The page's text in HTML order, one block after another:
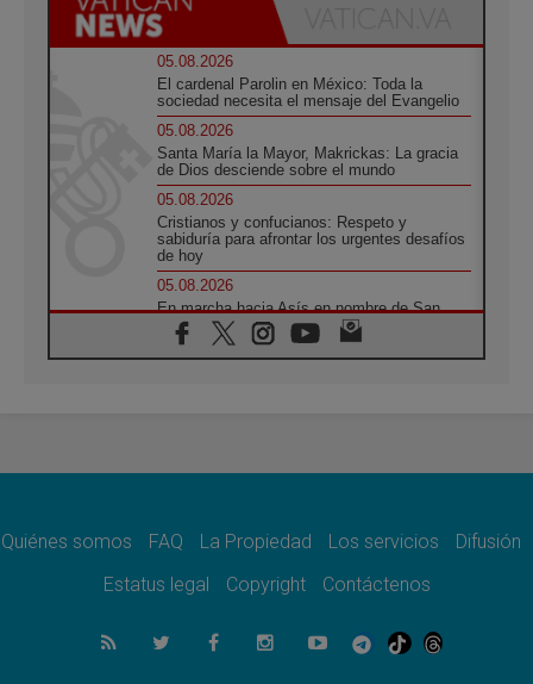
05.08.2026
El cardenal Parolin en México: Toda la
sociedad necesita el mensaje del Evangelio
05.08.2026
Santa María la Mayor, Makrickas: La gracia
de Dios desciende sobre el mundo
05.08.2026
Cristianos y confucianos: Respeto y
sabiduría para afrontar los urgentes desafíos
de hoy
05.08.2026
En marcha hacia Asís en nombre de San
Francisco, a la espera de León
05.08.2026
quienes bendicen la guerra
Ucrania: Ataque masivo en Kyiv durante la
05.08.2026
Colombo: "La visita del Papa a Argentina
Quiénes somos FAQ La Propiedad Los servicios
Difusión
Estatus legal
Copyright Contáctenos